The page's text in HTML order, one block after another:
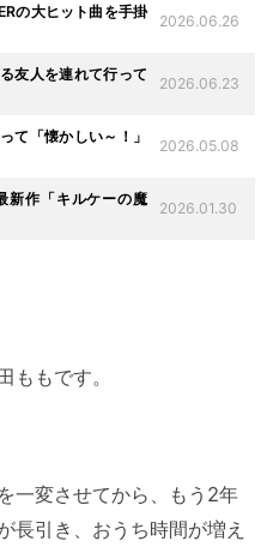
の大ヒット曲を手掛
2026.06.26
友人を連れて行って
2026.06.23
て「懐かしい～！」
2026.05.08
新作「キルケーの魔
2026.01.30
ももです。
一変させてから、もう2年
長引き、おうち時間が増え